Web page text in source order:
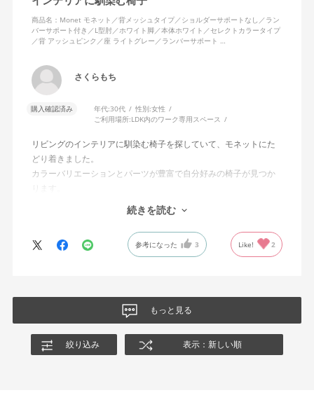
商品名：Monet モネット／背メッシュタイプ／ショルダーサポートなし／ラン
バーサポート付き／L型肘／ホワイト脚／本体ホワイト／セレクトカラータイプ
／背 アッシュピンク／座 ライトグレー／ランバーサポート …
さくらもち
購入確認済み 年代:30代 性別:女性
ご利用場所:LDK内のワーク専用スペース
リビングのインテリアに馴染む椅子を探していて、モネットにた
どり着きました。
カラーバリエーションとパーツが豊富で自分好みの椅子が見つか
オフィスチェアにしては比較的コンパクトで家に置くのに最適で
した、座り心地も良く大変気に入っています。
今回どうしても欲しい色の組み合わせがあったので固定肘の物を
購入しましたが、欲を言えば稼働肘バージョンもバイカラーなど
続きを読む
参考になった 3 Like! 2
もっと見る
絞り込み 表示：新しい順